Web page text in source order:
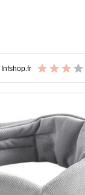
Infshop.fr